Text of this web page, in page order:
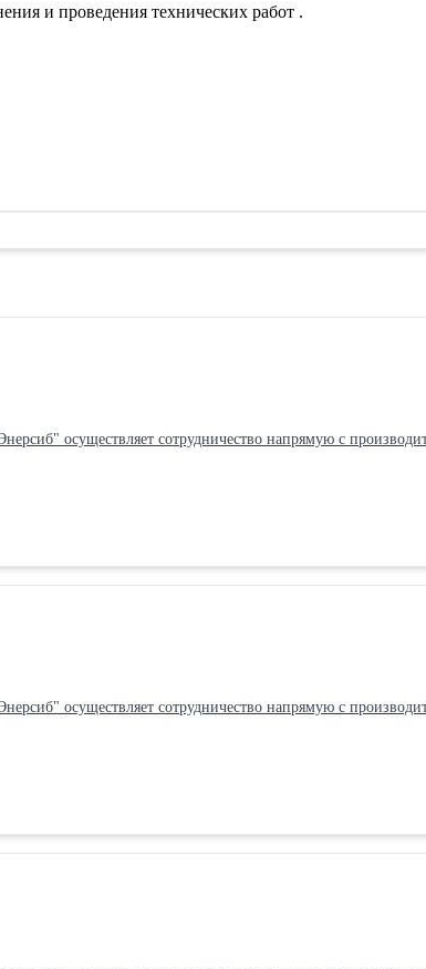
и проведения технических работ .
осуществляет сотрудничество напрямую с
осуществляет сотрудничество напрямую с